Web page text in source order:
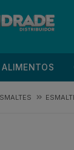
ALIMENTOS